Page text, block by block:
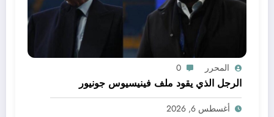
المحرر 0
الرجل الذي يقود ملف فينيسيوس جونيور
أغسطس 6, 2026